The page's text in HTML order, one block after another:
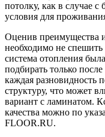
потолку, как в случае
условия для
Оценив преимущества
необходимо не
система отопления
подбирать только
каждая разновидность
структуру, что может
вариант с ламинатом.
качества можно по
FLOOR.RU.